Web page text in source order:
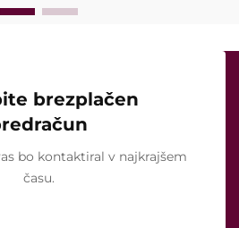
brezplačen
bo kontaktiral v najkrajšem
času.